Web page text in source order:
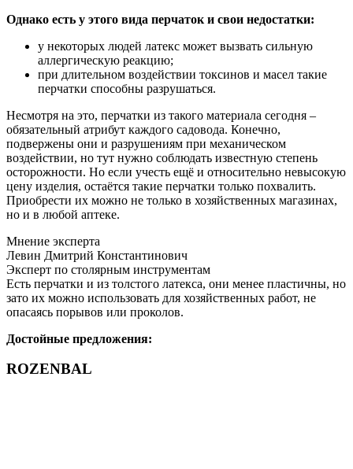
Однако есть у этого вида перчаток и свои недостатки:
у некоторых людей латекс может вызвать сильную
аллергическую реакцию;
при длительном воздействии токсинов и масел такие
перчатки способны разрушаться.
Несмотря на это, перчатки из такого материала сегодня –
обязательный атрибут каждого садовода. Конечно,
подвержены они и разрушениям при механическом
воздействии, но тут нужно соблюдать известную степень
осторожности. Но если учесть ещё и относительно невысокую
цену изделия, остаётся такие перчатки только похвалить.
Приобрести их можно не только в хозяйственных магазинах,
но и в любой аптеке.
Мнение эксперта
Левин Дмитрий Константинович
Эксперт по столярным инструментам
Есть перчатки и из толстого латекса, они менее пластичны, но
зато их можно использовать для хозяйственных работ, не
опасаясь порывов или проколов.
Достойные предложения:
ROZENBAL